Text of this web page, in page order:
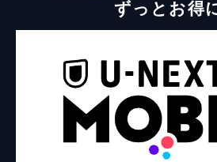
ずっとお得